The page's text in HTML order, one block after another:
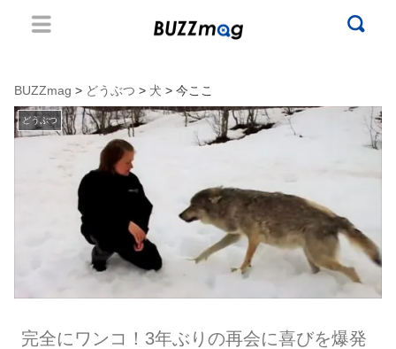
BUZZmag > どうぶつ > 犬 > 今ここ
どうぶつ
完全にワンコ！3年ぶりの再会に喜びを爆発